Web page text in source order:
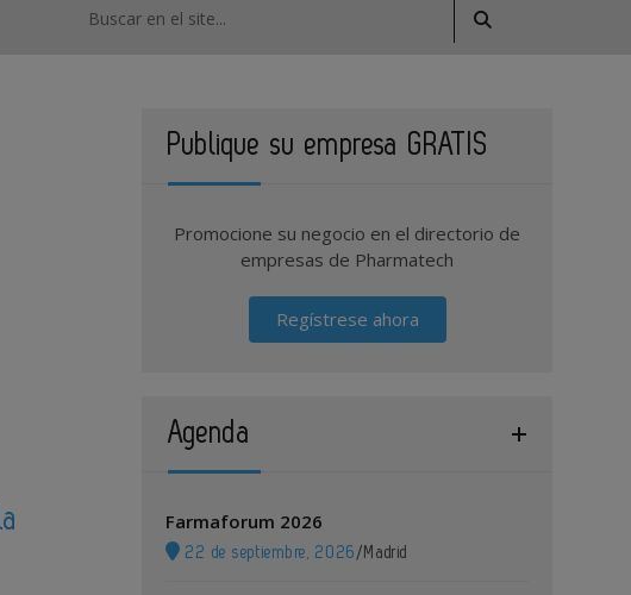
Publique su empresa GRATIS
Promocione su negocio en el directorio de
empresas de Pharmatech
Regístrese ahora
Agenda
Farmaforum 2026
22 de septiembre, 2026 / Madrid